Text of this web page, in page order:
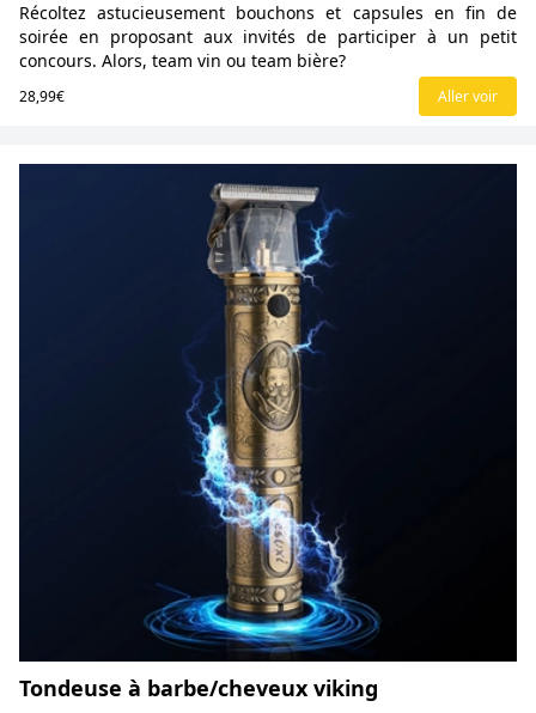
Récoltez astucieusement bouchons et capsules en fin de
soirée en proposant aux invités de participer à un petit
concours. Alors, team vin ou team bière?
28,99€ Aller voir
Tondeuse à barbe/cheveux viking